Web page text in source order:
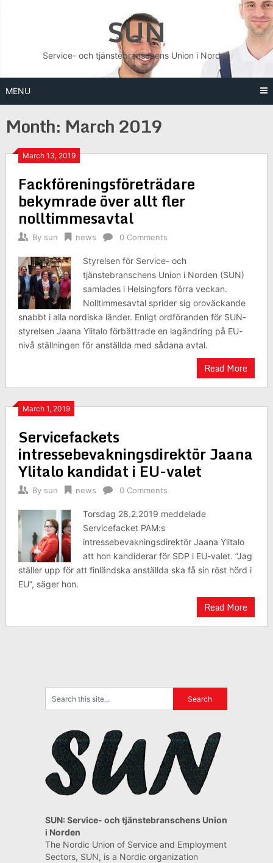
SUN
Service- och tjänstebranschens Union i Norden
MENU
Month: March 2019
March 13, 2019
Fackföreningsföreträdare
bekymrade över allt fler
nolltimmesavtal
By sun news 0 Comments
Styrelsen för Service- och
tjänstebranschens Union i Norden (SUN)
samlades i Helsingfors förra veckan.
Nolltimmesavtal sprider sig oroväckande
snabbt i alla nordiska länder. Enligt ordföranden för SUN-
styrelsen Jaana Ylitalo förbättrade en lagändring på EU-
nivå ställningen för anställda med sådana avtal.
Read More
March 1, 2019
Servicefackets
intressebevakningsdirektör Jaana
Ylitalo kandidat i EU-valet
By sun news 0 Comments
Torsdag 28.2.2019 meddelade
Servicefacket PAM:s
intressebevakningsdirektör Jaana Ylitalo
att hon kandiderar för SDP i EU-valet. ”Jag
ställer upp för att finländska anställda ska få sin röst hörd i
EU”, säger hon.
Read More
SUN: Service- och tjänstebranschens Union
i Norden
The Nordic Union of Service and Employment
Sectors, SUN, is a Nordic organization